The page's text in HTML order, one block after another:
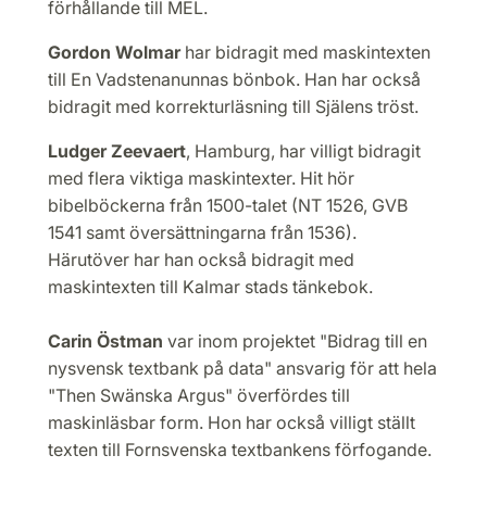
förhållande till MEL.
Gordon Wolmarhar bidragit med maskintexten
till En Vadstenanunnas bönbok. Han har också
bidragit med korrekturläsning till Själens tröst.
Ludger Zeevaert, Hamburg, har villigt bidragit
med flera viktiga maskintexter. Hit hör
bibelböckerna från 1500-talet (NT 1526, GVB
1541 samt översättningarna från 1536).
Härutöver har han också bidragit med
maskintexten till Kalmar stads tänkebok.
Carin Östman var inom projektet "Bidrag till en
nysvensk textbank på data" ansvarig för att hela
"Then Swänska Argus" överfördes till
maskinläsbar form. Hon har också villigt ställt
texten till Fornsvenska textbankens förfogande.